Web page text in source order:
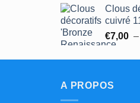
Clous
cuivré
€7,00 –
A PROPOS